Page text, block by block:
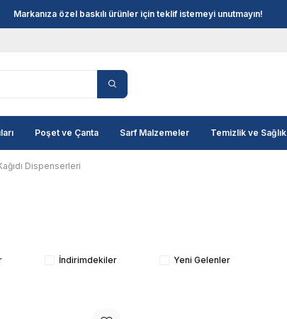
Markanıza özel baskılı ürünler için teklif istemeyi unutmayın!
Poşet ve Çanta Sarf Malzemeler Temizlik ve Sağlık
Dispenserleri
İndirimdekiler Yeni Gelenler